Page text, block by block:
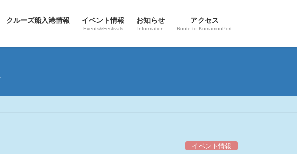
クルーズ船入港情報 イベント情報
Events&Festivals
お知らせ
Information
アクセス
Route to KumamonPort
イベント情報